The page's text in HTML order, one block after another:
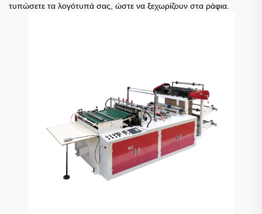
τυπώσετε τα λογότυπά σας, ώστε να ξεχωρίζουν στα ράφια.